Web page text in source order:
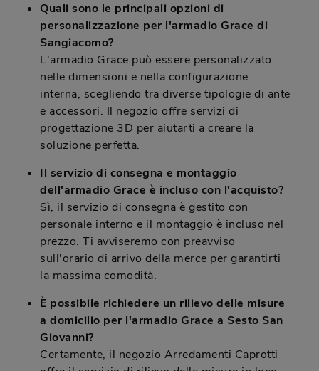
Quali sono le principali opzioni di
personalizzazione per l'armadio Grace di
Sangiacomo?
L'armadio Grace può essere personalizzato
nelle dimensioni e nella configurazione
interna, scegliendo tra diverse tipologie di ante
e accessori. Il negozio offre servizi di
progettazione 3D per aiutarti a creare la
soluzione perfetta.
Il servizio di consegna e montaggio
dell'armadio Grace è incluso con l'acquisto?
Sì, il servizio di consegna è gestito con
personale interno e il montaggio è incluso nel
prezzo. Ti avviseremo con preavviso
sull'orario di arrivo della merce per garantirti
la massima comodità.
È possibile richiedere un rilievo delle misure
a domicilio per l'armadio Grace a Sesto San
Giovanni?
Certamente, il negozio Arredamenti Caprotti